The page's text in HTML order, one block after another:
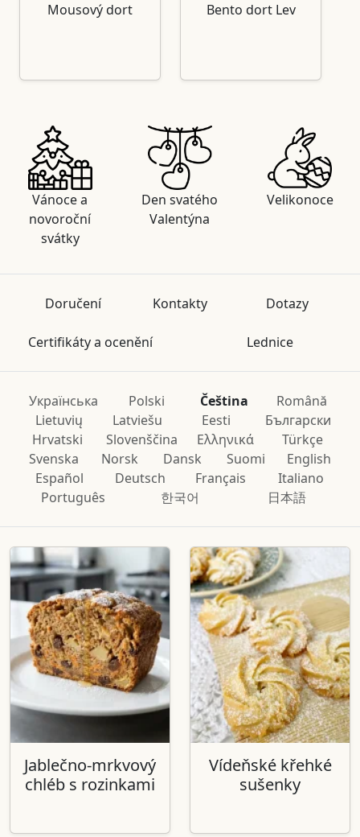
Mousový dort Bento dort Lev
Vánoce a
novoroční
svátky
Den svatého
Valentýna
Velikonoce
Doručení Kontakty Dotazy
Certifikáty a ocenění Lednice
Українська Polski Čeština
Română
Lietuvių
Latviešu Eesti
Български
Hrvatski
Slovenščina Ελληνικά
Türkçe
Svenska
Norsk Dansk Suomi
English
Español
Deutsch Français
Italiano
Português
한국어 日本語
Jablečno-mrkvový
chléb s rozinkami
Vídeňské křehké
sušenky